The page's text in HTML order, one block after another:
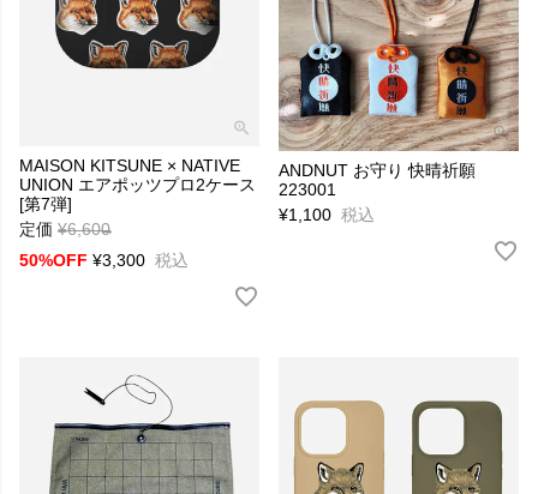
MAISON KITSUNE × NATIVE
UNION エアポッツプロ2ケース
[第7弾]
定価 ¥6,600
→
50%OFF ¥3,300 税込
ANDNUT お守り 快晴祈願
223001
¥1,100 税込